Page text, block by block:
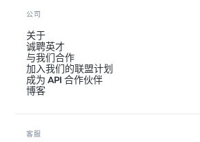
公司
关于
诚聘英才
与我们合作
加入我们的联盟计划
成为 API 合作伙伴
博客
客服